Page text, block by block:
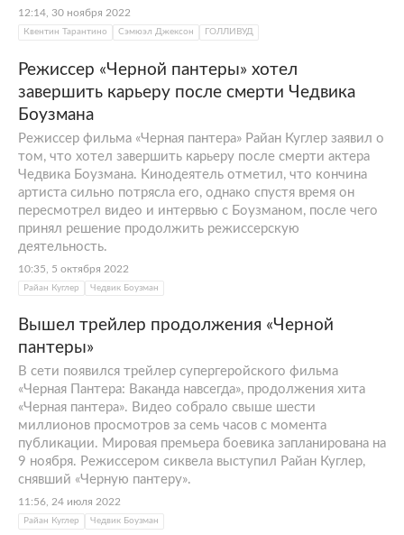
12:14, 30 ноября 2022
Квентин Тарантино Сэмюэл Джексон ГОЛЛИВУД
Режиссер «Черной пантеры» хотел
завершить карьеру после смерти Чедвика
Боузмана
Режиссер фильма «Черная пантера» Райан Куглер заявил о
том, что хотел завершить карьеру после смерти актера
Чедвика Боузмана. Кинодеятель отметил, что кончина
артиста сильно потрясла его, однако спустя время он
пересмотрел видео и интервью с Боузманом, после чего
принял решение продолжить режиссерскую
деятельность.
10:35, 5 октября 2022
Райан Куглер Чедвик Боузман
Вышел трейлер продолжения «Черной
пантеры»
В сети появился трейлер супергеройского фильма
«Черная Пантера: Ваканда навсегда», продолжения хита
«Черная пантера». Видео собрало свыше шести
миллионов просмотров за семь часов с момента
публикации. Мировая премьера боевика запланирована на
9 ноября. Режиссером сиквела выступил Райан Куглер,
снявший «Черную пантеру».
11:56, 24 июля 2022
Райан Куглер Чедвик Боузман